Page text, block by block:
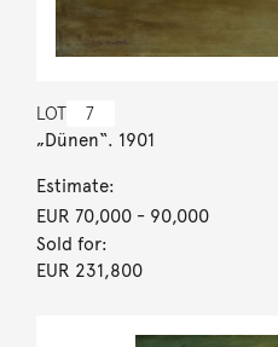
LOT 7
„Dünen“. 1901
Estimate:
EUR 70,000- 90,000
Sold for:
EUR 231,800